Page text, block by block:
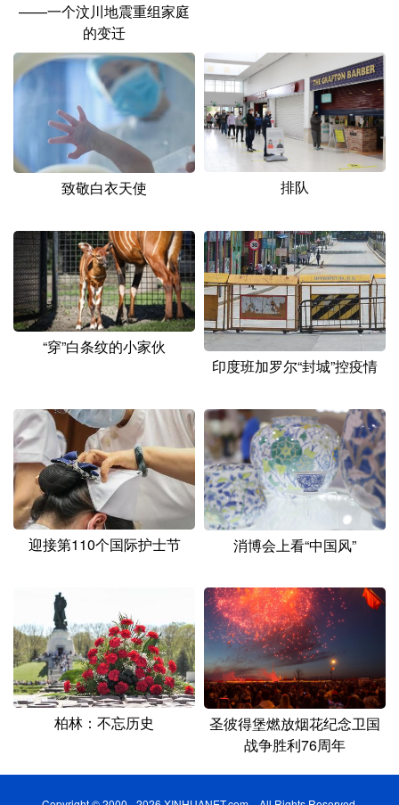
山东 河南
广东 广西 重庆
贵州 云南 西藏
陕西 甘肃 青海 宁夏
新疆 内蒙古 黑龙江
多语种频道
English Español Français عربى
Русский язык 日本語 한국어
Deutsch Português
——一个汶川地震重组家庭
的变迁
致敬白衣天使 排队
“穿”白条纹的小家伙
印度班加罗尔“封城”控疫情
迎接第110个国际护士节 消博会上看“中国风”
柏林：不忘历史
圣彼得堡燃放烟花纪念卫国
战争胜利76周年